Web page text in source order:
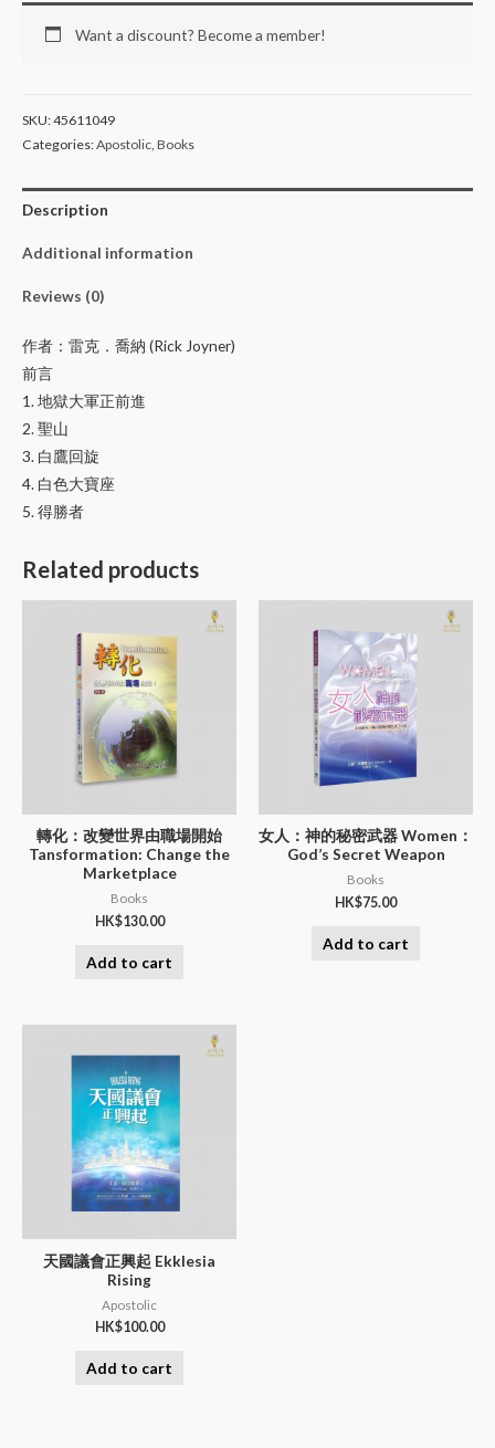
Want a discount? Become a member!
SKU:45611049
Categories:Apostolic Books
Description
Additional information
Reviews (0)
作者：雷克．喬納 (Rick Joyner)
前言
1. 地獄大軍正前進
2. 聖山
3. 白鷹回旋
4. 白色大寶座
5. 得勝者
Related products
轉化：改變世界由職場開始
Tansformation: Change the
Marketplace
Books
HK$130.00
Add to cart
女人：神的秘密武器 Women：
God’s Secret Weapon
Books
HK$75.00
Add to cart
天國議會正興起 Ekklesia
Rising
Apostolic
HK$100.00
Add to cart